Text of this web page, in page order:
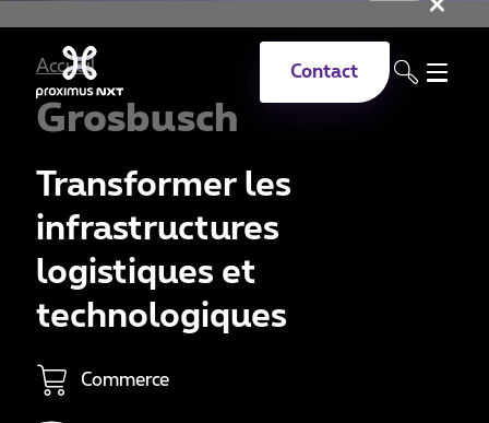
Contact
Accueil
Grosbusch
Transformer les
infrastructures
logistiques et
technologiques
Commerce